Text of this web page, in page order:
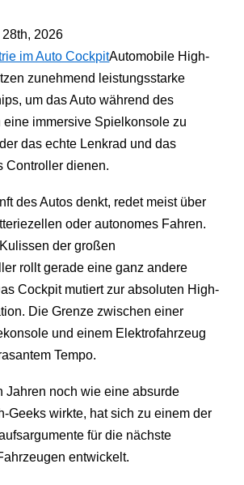
2026
Automobile High-
zunehmend leistungsstarke
um das Auto während des
eine immersive Spielkonsole zu
das echte Lenkrad und das
Controller dienen.
des Autos denkt, redet meist über
oder autonomes Fahren.
der großen
rollt gerade eine ganz andere
Cockpit mutiert zur absoluten High-
Die Grenze zwischen einer
und einem Elektrofahrzeug
Tempo.
Jahren noch wie eine absurde
Geeks wirkte, hat sich zu einem der
für die nächste
entwickelt.